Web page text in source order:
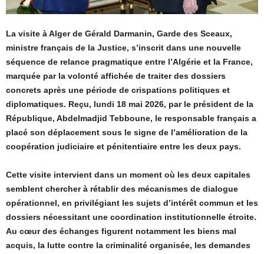
La visite à Alger de Gérald Darmanin, Garde des Sceaux,
ministre français de la Justice, s’inscrit dans une nouvelle
séquence de relance pragmatique entre l’Algérie et la France,
marquée par la volonté affichée de traiter des dossiers
concrets après une période de crispations politiques et
diplomatiques. Reçu, lundi 18 mai 2026, par le président de la
République, Abdelmadjid Tebboune, le responsable français a
placé son déplacement sous le signe de l’amélioration de la
coopération judiciaire et pénitentiaire entre les deux pays.
Cette visite intervient dans un moment où les deux capitales
semblent chercher à rétablir des mécanismes de dialogue
opérationnel, en privilégiant les sujets d’intérêt commun et les
dossiers nécessitant une coordination institutionnelle étroite.
Au cœur des échanges figurent notamment les biens mal
acquis, la lutte contre la criminalité organisée, les demandes